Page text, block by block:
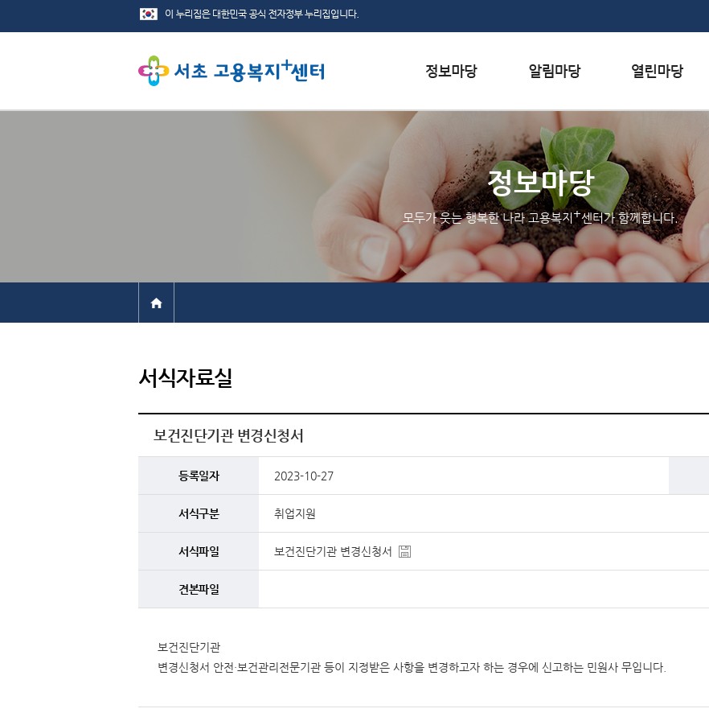
채용정보
인재정보
관련사이트
행사일정
공지사항
홍보/보도자료실
질문하기
칭찬하기
불친절 신고하기
정보마당
모두가 웃는 행복한 나라 고용복지+센터가 함께합니다.
서식자료실
보건진단기관 변경신청서
등록일자 2023-10-27
서식구분 취업지원
서식파일 보건진단기관 변경신청서
견본파일
보건진단기관
변경신청서 안전·보건관리전문기관 등이 지정받은 사항을 변경하고자 하는 경우에 신고하는 민원사 무입니다.